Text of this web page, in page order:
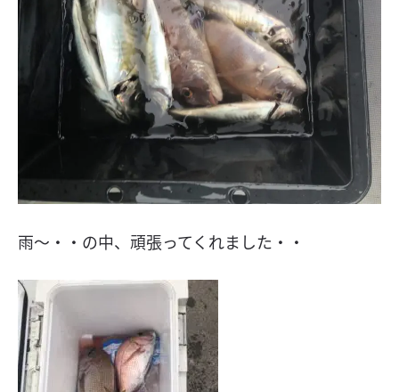
雨〜・・の中、頑張ってくれました・・